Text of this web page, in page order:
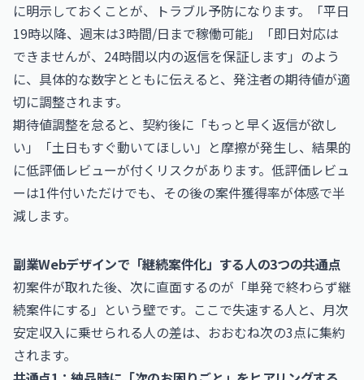
に明示しておくことが、トラブル予防になります。「平日
19時以降、週末は3時間/日まで稼働可能」「即日対応は
できませんが、24時間以内の返信を保証します」のよう
に、具体的な数字とともに伝えると、発注者の期待値が適
切に調整されます。
期待値調整を怠ると、契約後に「もっと早く返信が欲し
い」「土日もすぐ動いてほしい」と摩擦が発生し、結果的
に低評価レビューが付くリスクがあります。低評価レビュ
ーは1件付いただけでも、その後の案件獲得率が体感で半
減します。
副業Webデザインで「継続案件化」する人の3つの共通点
初案件が取れた後、次に直面するのが「単発で終わらず継
続案件にする」という壁です。ここで失速する人と、月次
安定収入に乗せられる人の差は、おおむね次の3点に集約
されます。